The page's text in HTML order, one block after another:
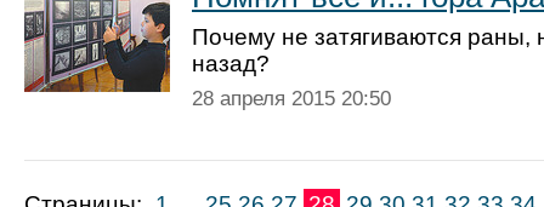
Почему не затягиваются раны,
назад?
28 апреля 2015 20:50